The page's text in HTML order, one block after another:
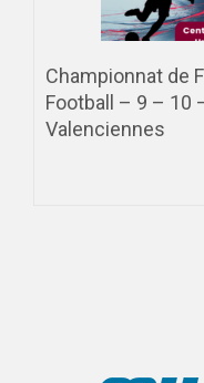
Championnat de
Football – 9 – 10
Valenciennes